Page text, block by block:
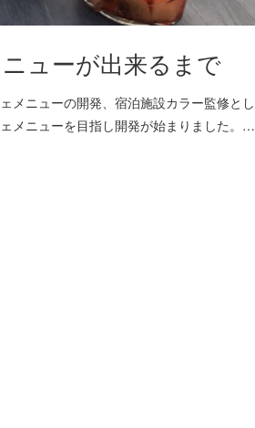
ューが出来るまで
メニューの開発、宿泊施設カラー監修とし
メニューを目指し開発が始まりました。…